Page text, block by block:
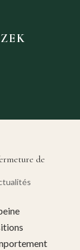
de